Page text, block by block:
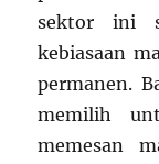
sektor ini
kebiasaan
permanen.
memilih
memesan